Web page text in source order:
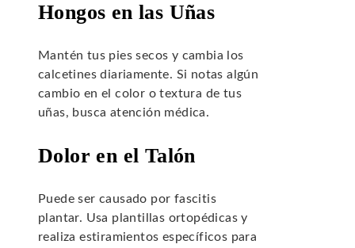
Hongos en las Uñas
Mantén tus pies secos y cambia los
calcetines diariamente. Si notas algún
cambio en el color o textura de tus
uñas, busca atención médica.
Dolor en el Talón
Puede ser causado por fascitis
plantar. Usa plantillas ortopédicas y
realiza estiramientos específicos para